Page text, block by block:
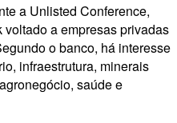
a Unlisted Conference,
a empresas privadas
o banco, há interesse
infraestrutura, minerais
saúde e